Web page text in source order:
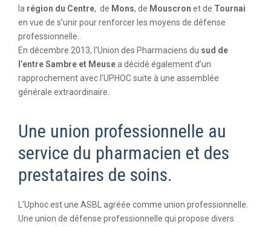
la région du Centre, de Mons, de Mouscron et de Tournai
en vue de s’unir pour renforcer les moyens de défense
professionnelle.
En décembre 2013, l’Union des Pharmaciens du sud de
l’entre Sambre et Meusea décidé également d’un
rapprochement avec l’UPHOC suite à une assemblée
générale extraordinaire.
Une union professionnelle au
service du pharmacien et des
prestataires de soins.
L’Uphoc est une ASBL agréée comme union professionnelle.
Une union de défense professionnelle qui propose divers